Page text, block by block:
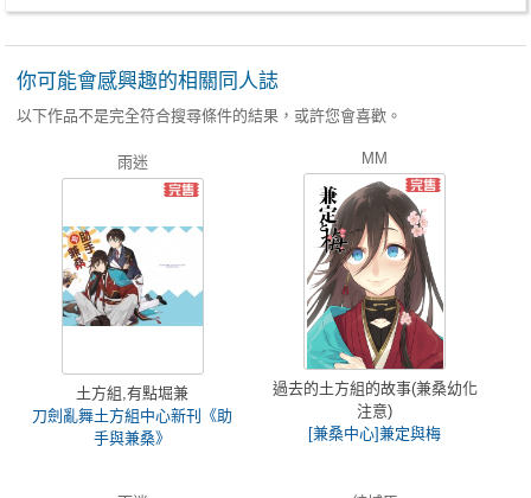
你可能會感興趣的相關同人誌
以下作品不是完全符合搜尋條件的結果，或許您會喜歡。
雨迷
土方組,有點堀兼
刀劍亂舞土方組中心新刊《助
手與兼桑》
MM
過去的土方組的故事(兼桑幼化
注意)
[兼桑中心]兼定與梅